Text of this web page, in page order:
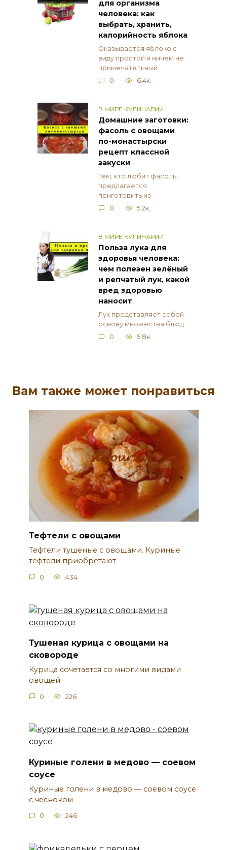
для организма
человека: как
выбрать, хранить,
калорийность яблока
Оказывается яблоко с
виду простой и ничем не
примечательный
0
6.4к.
В МИРЕ КУЛИНАРИИ
Домашние заготовки:
фасоль с овощами
по-монастырски
рецепт классной
закуски
Тем, кто любит фасоль,
предлагается
приготовить из
0
5.2к.
В МИРЕ КУЛИНАРИИ
Польза лука для
здоровья человека:
чем полезен зелёный
и репчатый лук, какой
вред здоровью
наносит
Лук представляет собой
основу множества блюд.
0
5.8к.
Вам также может понравиться
Тефтели с овощами
Тефтели тушеные с овощами. Куриные
тефтели приобретают
0 434
Тушеная курица с овощами на
сковороде
Курица сочетается со многими видами
овощей.
0 226
Куриные голени в медово — соевом
соусе
Куриные голени в медово — соевом соусе
с чесноком
0 246